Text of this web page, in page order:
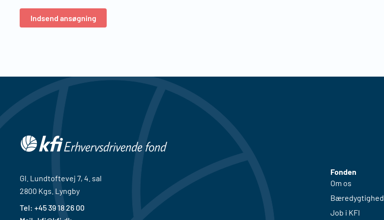
Indsend ansøgning
Gl. Lundtoftevej 7, 4. sal
2800 Kgs. Lyngby
Tel: +45 39 18 26 00
Fonden
Om os
Bæredygtighed
Job i KFI